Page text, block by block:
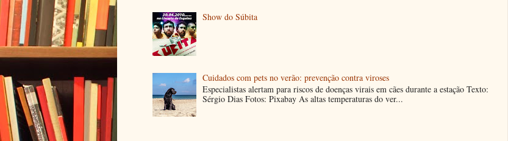
Show do Súbita
Cuidados com pets no verão: prevenção contra viroses
Especialistas alertam para riscos de doenças virais em cães durante a estação Texto:
Sérgio Dias Fotos: Pixabay As altas temperaturas do ver...